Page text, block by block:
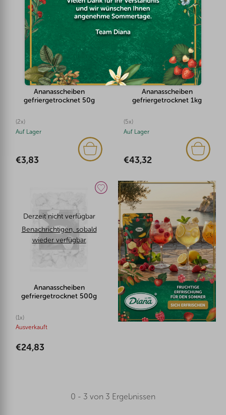
Ananasscheiben
gefriergetrocknet 50g
(2x)
Auf Lager
€3,83
Ananasscheiben
gefriergetrocknet 1kg
(5x)
Auf Lager
€43,32
Derzeit nicht verfügbar
Benachrichtigen, sobald
wieder verfügbar
Ananasscheiben
gefriergetrocknet 500g
(1x)
Ausverkauft
€24,83
0 - 3 von 3 Ergebnissen